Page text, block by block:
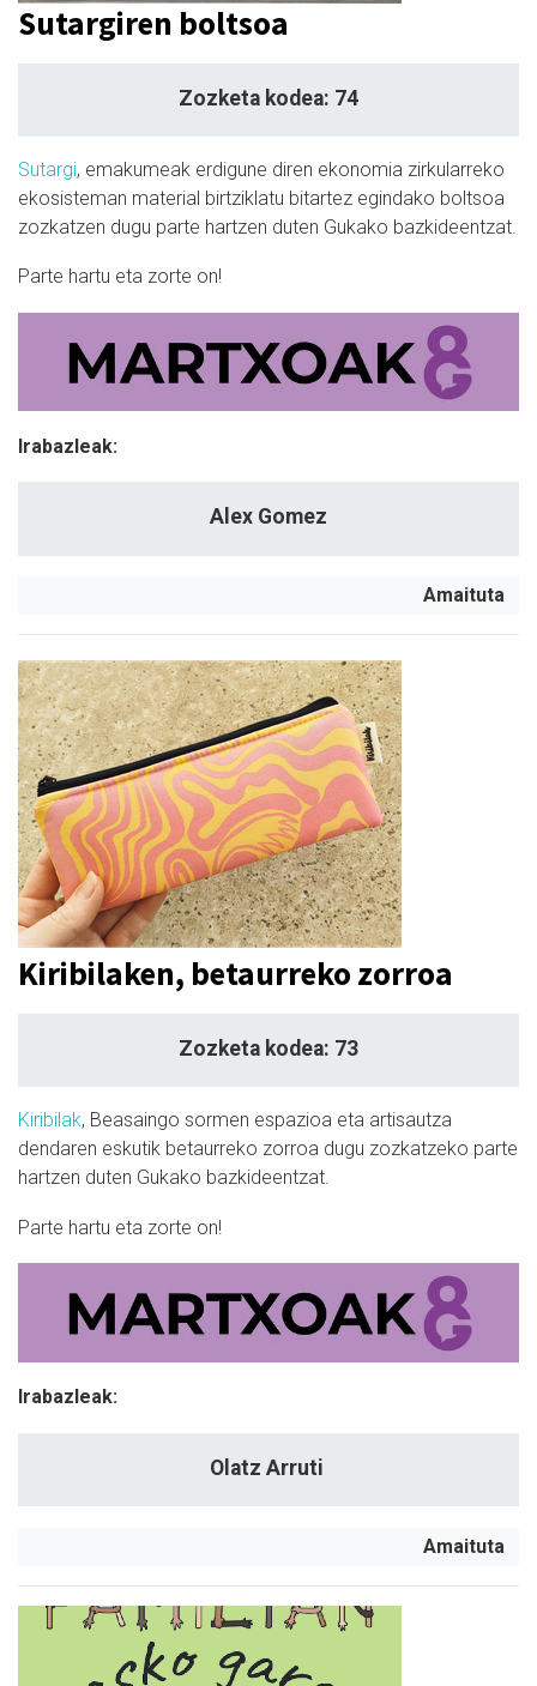
Sutargiren boltsoa
Zozketa kodea: 74
Sutargi, emakumeak erdigune diren ekonomia zirkularreko
ekosisteman material birtziklatu bitartez egindako boltsoa
zozkatzen dugu parte hartzen duten Gukako bazkideentzat.
Parte hartu eta zorte on!
Irabazleak:
Alex Gomez
Amaituta
Kiribilaken, betaurreko zorroa
Zozketa kodea: 73
Kiribilak, Beasaingo sormen espazioa eta artisautza
dendaren eskutik betaurreko zorroa dugu zozkatzeko parte
hartzen duten Gukako bazkideentzat.
Parte hartu eta zorte on!
Irabazleak:
Olatz Arruti
Amaituta